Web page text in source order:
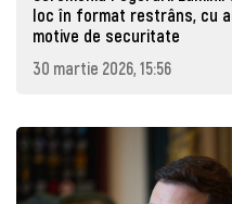
loc în format restrâns, cu
motive de securitate
30 martie 2026, 15:56